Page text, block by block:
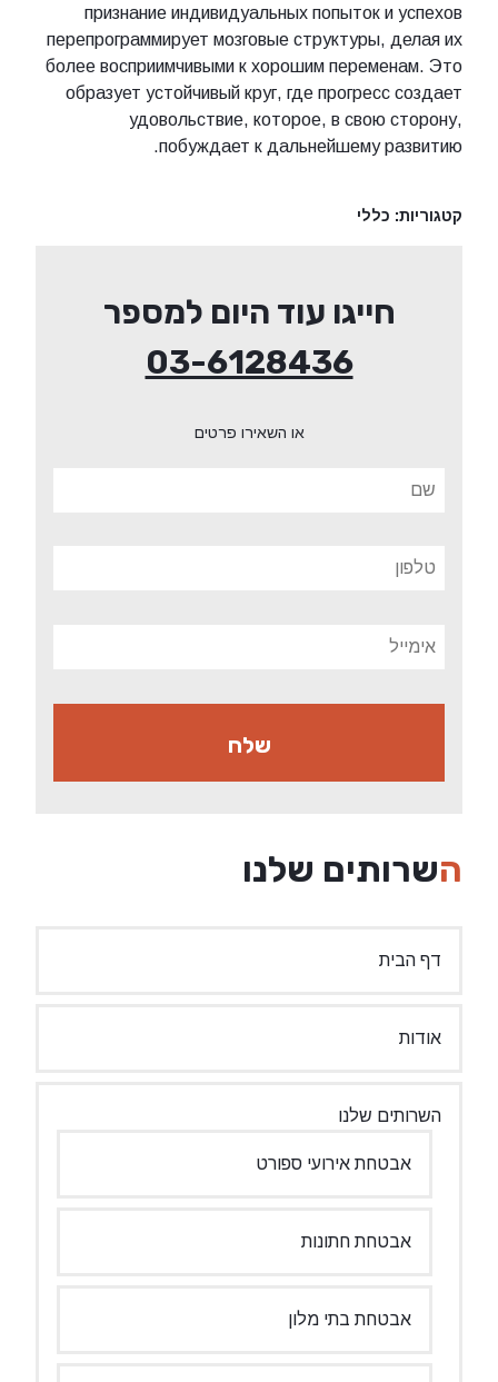
признание индивидуальных попыток и успехов
перепрограммирует мозговые структуры, делая их
более восприимчивыми к хорошим переменам. Это
образует устойчивый круг, где прогресс создает
удовольствие, которое, в свою сторону,
побуждает к дальнейшему развитию.
קטגוריות: כללי
חייגו עוד היום למספר
03-6128436
או השאירו פרטים
השרותים שלנו
דף הבית
אודות
השרותים שלנו
אבטחת אירועי ספורט
אבטחת חתונות
אבטחת בתי מלון